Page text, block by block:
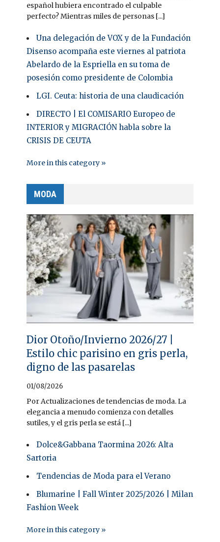
español hubiera encontrado el culpable
perfecto? Mientras miles de personas [...]
Una delegación de VOX y de la Fundación
Disenso acompaña este viernes al patriota
Abelardo de la Espriella en su toma de
posesión como presidente de Colombia
LGI. Ceuta: historia de una claudicación
DIRECTO | El COMISARIO Europeo de
INTERIOR y MIGRACIÓN habla sobre la
CRISIS DE CEUTA
More in this category »
MODA
Dior Otoño/Invierno 2026/27 |
Estilo chic parisino en gris perla,
digno de las pasarelas
01/08/2026
Por Actualizaciones de tendencias de moda. La
elegancia a menudo comienza con detalles
sutiles, y el gris perla se está [...]
Dolce&Gabbana Taormina 2026: Alta
Sartoria
Tendencias de Moda para el Verano
Blumarine | Fall Winter 2025/2026 | Milan
Fashion Week
More in this category »